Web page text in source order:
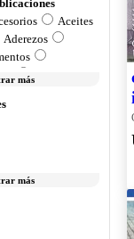
Aceites
Aderezos
y mercería
Conservas
más
más